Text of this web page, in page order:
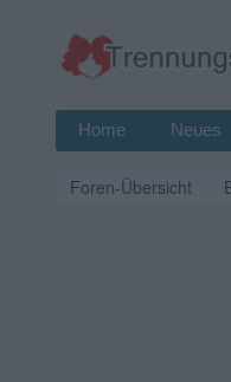
Home Neues
Foren-Übersicht